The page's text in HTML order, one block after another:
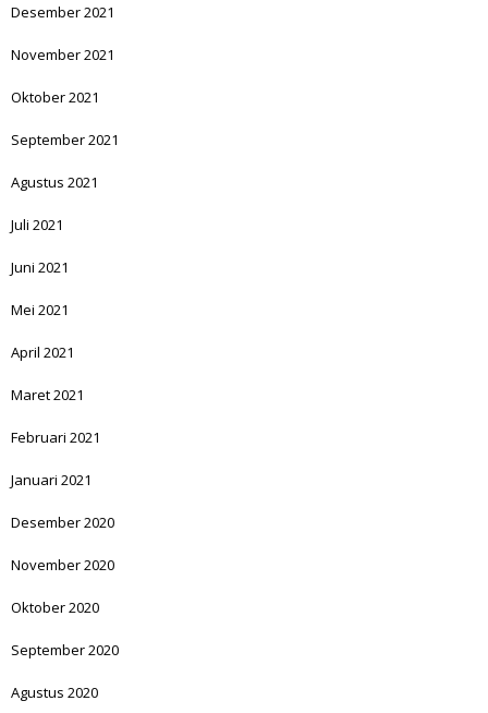
Desember 2021
November 2021
Oktober 2021
September 2021
Agustus 2021
Juli 2021
Juni 2021
Mei 2021
April 2021
Maret 2021
Februari 2021
Januari 2021
Desember 2020
November 2020
Oktober 2020
September 2020
Agustus 2020